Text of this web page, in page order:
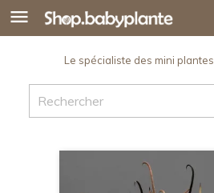

Le spécialiste des mini plantes